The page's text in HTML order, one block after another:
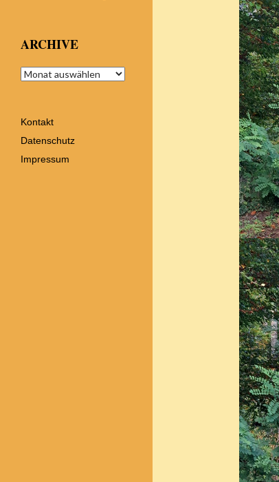
ARCHIVE
Archive
Kontakt
Datenschutz
Impressum